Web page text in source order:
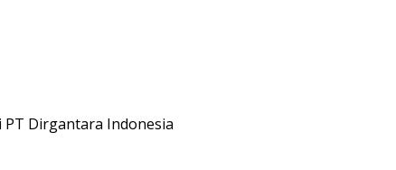
PT Dirgantara Indonesia